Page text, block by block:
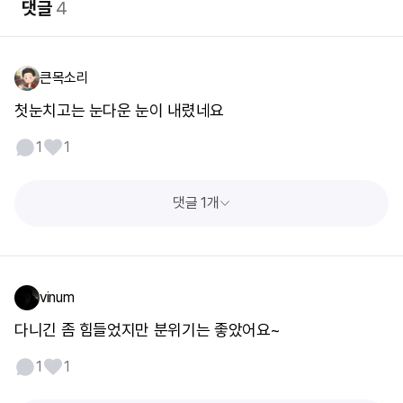
댓글4
큰목소리
첫눈치고는 눈다운 눈이 내렸네요
1 1
댓글 1개
vinum
다니긴 좀 힘들었지만 분위기는 좋았어요~
1 1